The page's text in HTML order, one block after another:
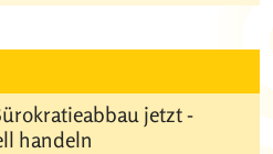
jetzt -
handeln